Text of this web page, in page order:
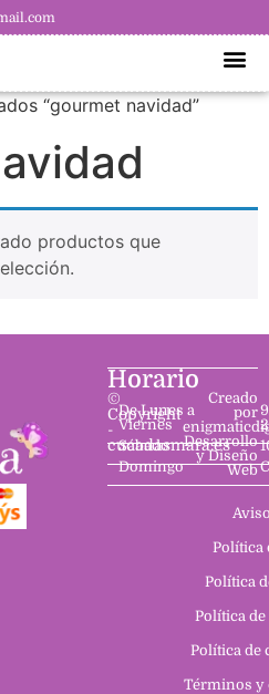
“gourmet navidad”
productos que
Horario
De Lunes a
Viernes
Sábado
Domingo
Política
Política
Política
Política de
Términos y
©
Copyright
-
cucadasmara.es
Creado
por
Desarrollo
y Diseño
Web